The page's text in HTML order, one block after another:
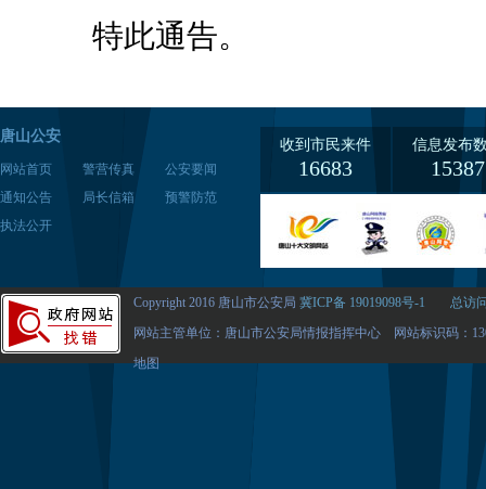
特此通告。
唐山公安
网站首页 警营传真
公安要闻
通知公告
局长信箱
预警防范
执法公开
收到市民来件
16683
信息发布
15387
Copyright 2016 唐山市公安局 冀ICP备 19019098号-1
总访
网站主管单位：唐山市公安局情报指挥中心 网站标识码：
地图